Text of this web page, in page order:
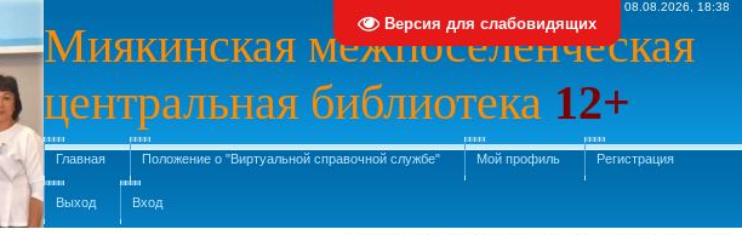
Версия для слабовидящих
Суббота, 08.08.2026, 18:38
Миякинская межпоселенческая
центральная библиотека 12+
Главная Положение о "Виртуальной справочной службе" Мой профиль Регистрация
Выход Вход